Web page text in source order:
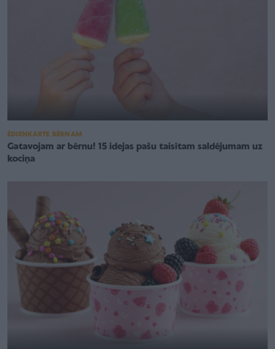
ĒDIENKARTE BĒRNAM
Gatavojam ar bērnu! 15 idejas pašu taisītam saldējumam uz
kociņa